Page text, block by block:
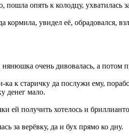
пошла опять к колодцу, ухватилась
кормила, увидел её, обрадовался,
очень дивовалась, а потом
старичку да послужи ему,
денег мало.
ей получить хотелось и
за верёвку, да и бух прямо ко дну.